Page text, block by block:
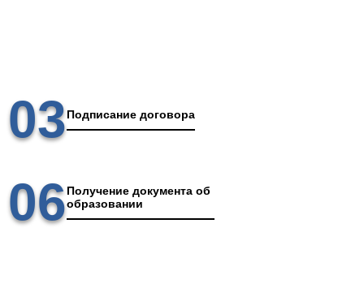
03Подписание договора
06Получение документа об
образовании